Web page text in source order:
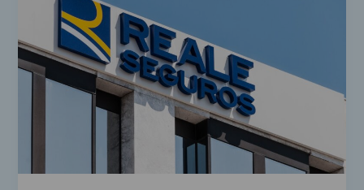
Innovación:
Inteligencia
Artificial,